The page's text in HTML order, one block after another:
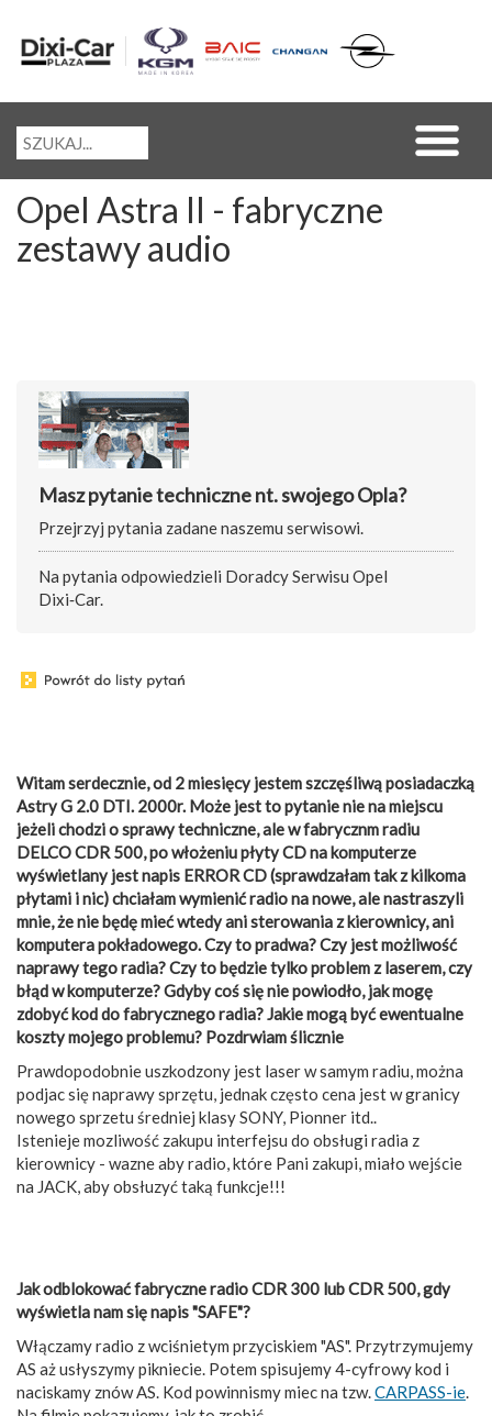
Opel Astra II - fabryczne
zestawy audio
Masz pytanie techniczne nt. swojego Opla?
Przejrzyj pytania zadane naszemu serwisowi.
Na pytania odpowiedzieli Doradcy Serwisu Opel
Dixi‑Car.
Witam serdecznie, od 2 miesięcy jestem szczęśliwą posiadaczką
Astry G 2.0 DTI. 2000r. Może jest to pytanie nie na miejscu
jeżeli chodzi o sprawy techniczne, ale w fabrycznm radiu
DELCO CDR 500, po włożeniu płyty CD na komputerze
wyświetlany jest napis ERROR CD (sprawdzałam tak z kilkoma
płytami i nic) chciałam wymienić radio na nowe, ale nastraszyli
mnie, że nie będę mieć wtedy ani sterowania z kierownicy, ani
komputera pokładowego. Czy to pradwa? Czy jest możliwość
naprawy tego radia? Czy to będzie tylko problem z laserem, czy
błąd w komputerze? Gdyby coś się nie powiodło, jak mogę
zdobyć kod do fabrycznego radia? Jakie mogą być ewentualne
koszty mojego problemu? Pozdrwiam ślicznie
Prawdopodobnie uszkodzony jest laser w samym radiu, można
podjac się naprawy sprzętu, jednak często cena jest w granicy
nowego sprzetu średniej klasy SONY, Pionner itd..
Istenieje mozliwość zakupu interfejsu do obsługi radia z
kierownicy - wazne aby radio, które Pani zakupi, miało wejście
na JACK, aby obsłuzyć taką funkcje!!!
Jak odblokować fabryczne radio CDR 300 lub CDR 500, gdy
wyświetla nam się napis "SAFE"?
Włączamy radio z wciśnietym przyciskiem "AS". Przytrzymujemy
AS aż usłyszymy pikniecie. Potem spisujemy 4-cyfrowy kod i
naciskamy znów AS. Kod powinnismy miec na tzw.CARPASS-ie.